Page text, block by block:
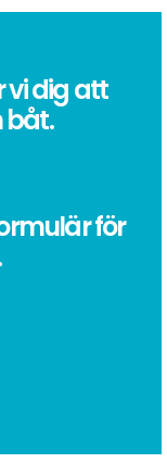
vi dig att
båt.
för